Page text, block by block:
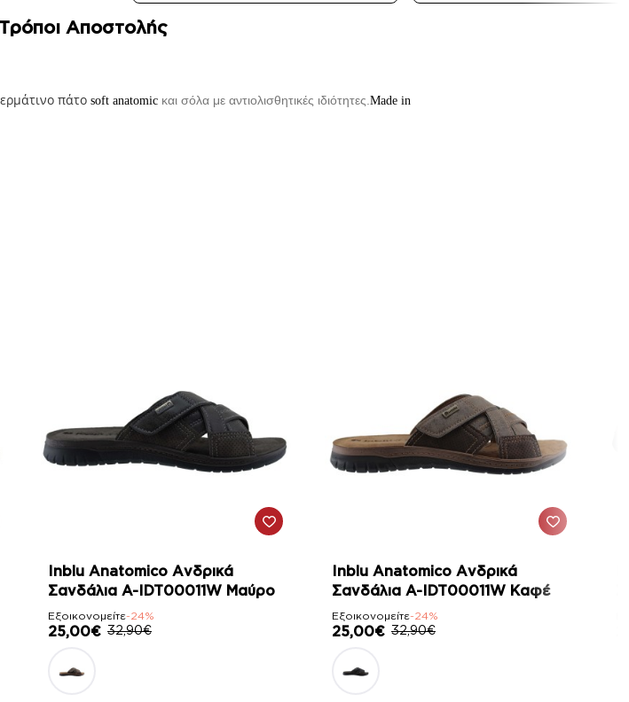
Τρόποι Αποστολής
πάτο soft anatomic και σόλα με αντιολισθητικές ιδιότητες.Made in
-24%
Inblu Anatomico Ανδρικά
Σανδάλια A-IDT00011W Μαύρο
Εξοικονομείτε-24%
25,00€ 32,90€
-24%
Inblu Anatomico Ανδρικά
Σανδάλια A-IDT00011W Καφέ
Εξοικονομείτε-24%
25,00€ 32,90€